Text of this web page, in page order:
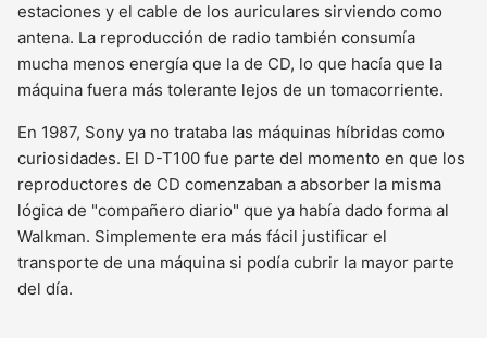
estaciones y el cable de los auriculares sirviendo como
antena. La reproducción de radio también consumía
mucha menos energía que la de CD, lo que hacía que la
máquina fuera más tolerante lejos de un tomacorriente.
En 1987, Sony ya no trataba las máquinas híbridas como
curiosidades. El D-T100 fue parte del momento en que los
reproductores de CD comenzaban a absorber la misma
lógica de "compañero diario" que ya había dado forma al
Walkman. Simplemente era más fácil justificar el
transporte de una máquina si podía cubrir la mayor parte
del día.